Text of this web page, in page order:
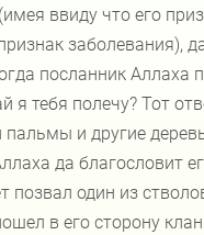
ввиду что его
заболевания),
посланник Аллаха
я тебя полечу? Тот
пальмы и другие
да благословит
позвал один из
в его сторону